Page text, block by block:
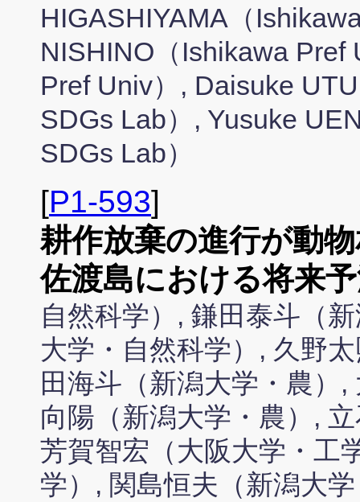
HIGASHIYAMA（
NISHINO（Ishikawa Pref
Pref Univ）, Daisuke
SDGs Lab）, Yusuke
SDGs Lab）
[P1-593]
耕作放棄の進行が動
佐渡島における将来
自然科学）, 鎌田泰斗（
大学・自然科学）, 久野
田海斗（新潟大学・農）
向陽（新潟大学・農）,
芳賀智宏（大阪大学・工
学）, 関島恒夫（新潟大